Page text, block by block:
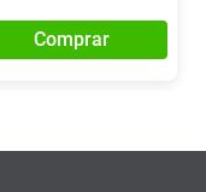
Comprar